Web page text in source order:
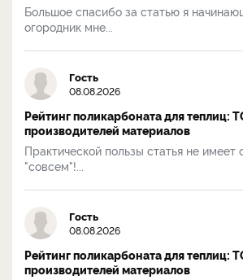
Большое спасибо за статью я
огородник мне...
Гость
08.08.2026
Рейтинг поликарбоната для теплиц:
производителей материалов
Практической пользы статья не имеет
"совсем"!...
Гость
08.08.2026
Рейтинг поликарбоната для теплиц:
производителей материалов